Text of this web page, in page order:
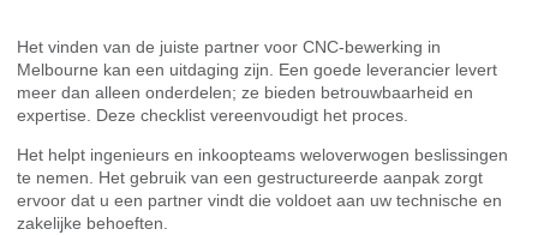
Het vinden van de juiste partner voor CNC-bewerking in
Melbourne kan een uitdaging zijn. Een goede leverancier levert
meer dan alleen onderdelen; ze bieden betrouwbaarheid en
expertise. Deze checklist vereenvoudigt het proces.
Het helpt ingenieurs en inkoopteams weloverwogen beslissingen
te nemen. Het gebruik van een gestructureerde aanpak zorgt
ervoor dat u een partner vindt die voldoet aan uw technische en
zakelijke behoeften.